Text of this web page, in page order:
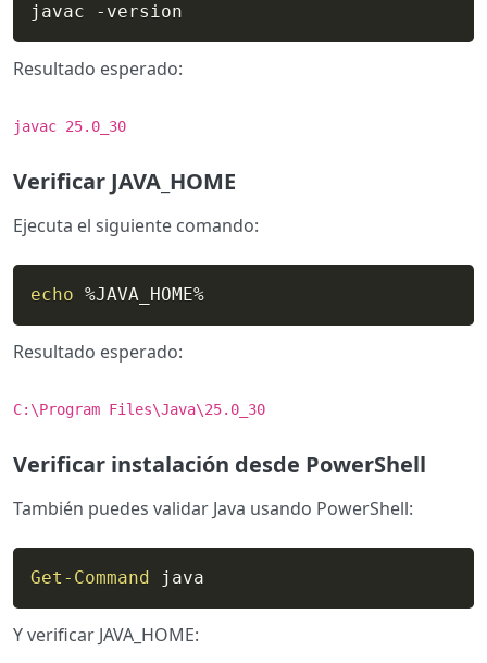
javac -version
Resultado esperado:
javac 25.0_30
Verificar JAVA_HOME
Ejecuta el siguiente comando:
echo %JAVA_HOME%
Resultado esperado:
C:\Program Files\Java\25.0_30
Verificar instalación desde PowerShell
También puedes validar Java usando PowerShell:
Get-Command java
Y verificar JAVA_HOME: